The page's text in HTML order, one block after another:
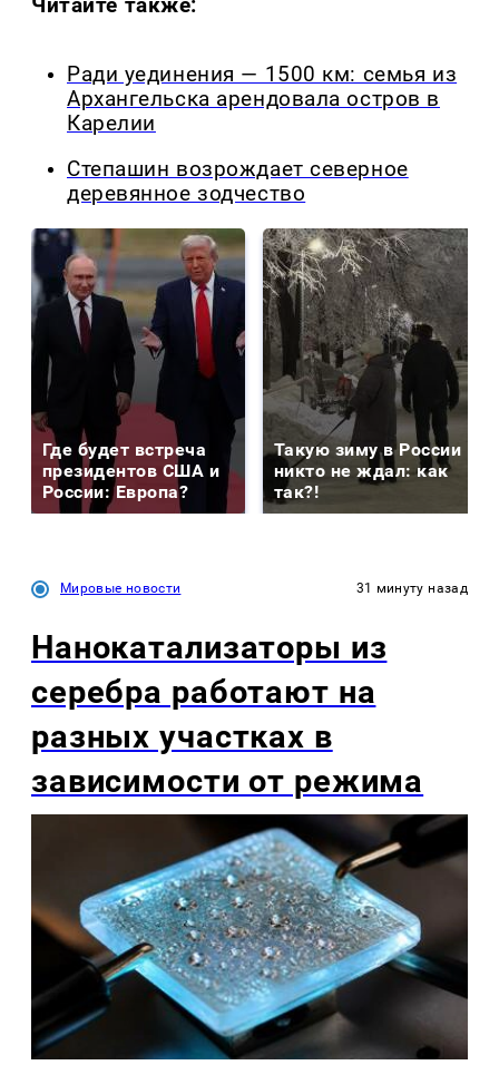
Ради уединения — 1500 км: семья из
Архангельска арендовала остров в
Карелии
Степашин возрождает северное
деревянное зодчество
Где будет встреча
президентов США и
России: Европа?
Такую зиму в России
никто не ждал: как
так?!
Мировые новости 31 минуту назад
Нанокатализаторы из
серебра работают на
разных участках в
зависимости от режима